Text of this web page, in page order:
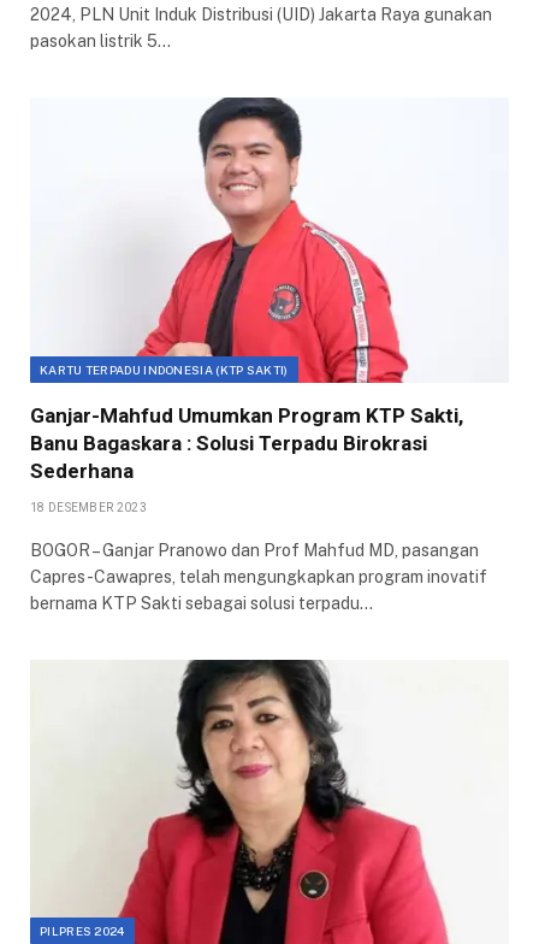
2024, PLN Unit Induk Distribusi (UID) Jakarta Raya gunakan
pasokan listrik 5…
KARTU TERPADU INDONESIA (KTP SAKTI)
Ganjar-Mahfud Umumkan Program KTP Sakti,
Banu Bagaskara : Solusi Terpadu Birokrasi
Sederhana
18 DESEMBER 2023
BOGOR – Ganjar Pranowo dan Prof Mahfud MD, pasangan
Capres-Cawapres, telah mengungkapkan program inovatif
bernama KTP Sakti sebagai solusi terpadu…
PILPRES 2024